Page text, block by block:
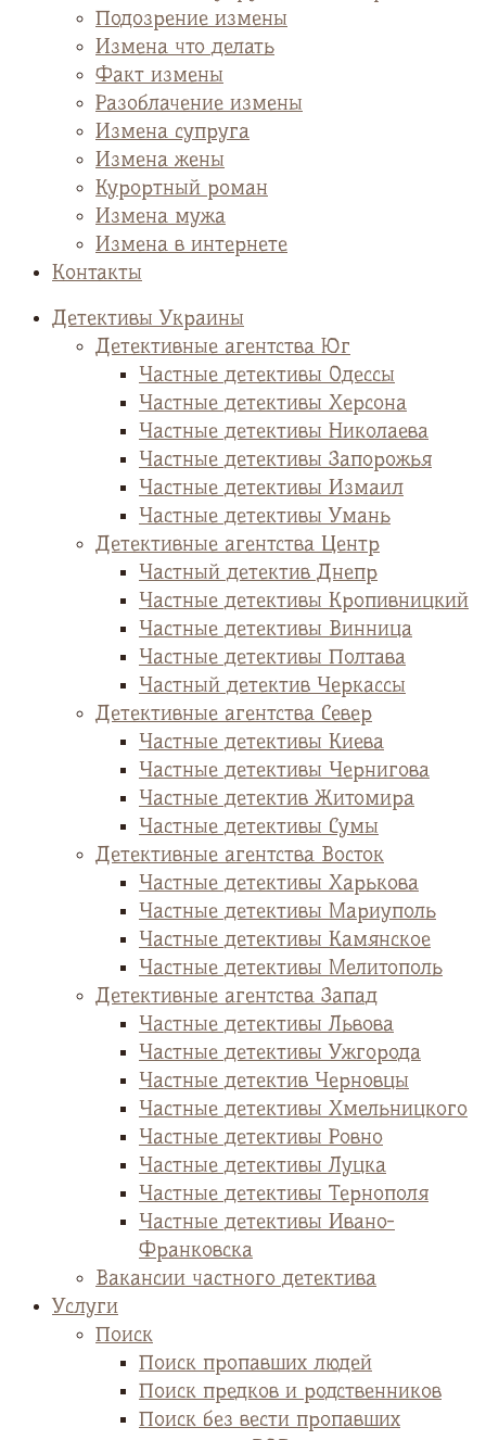
Подозрение измены
Измена что делать
Факт измены
Разоблачение измены
Измена супруга
Измена жены
Курортный роман
Измена мужа
Измена в интернете
Контакты
Детективы Украины
Детективные агентства Юг
Частные детективы Одессы
Частные детективы Херсона
Частные детективы Николаева
Частные детективы Запорожья
Частные детективы Измаил
Частные детективы Умань
Детективные агентства Центр
Частный детектив Днепр
Частные детективы Кропивницкий
Частные детективы Винница
Частные детективы Полтава
Частный детектив Черкассы
Детективные агентства Север
Частные детективы Киева
Частные детективы Чернигова
Частные детектив Житомира
Частные детективы Сумы
Детективные агентства Восток
Частные детективы Харькова
Частные детективы Мариуполь
Частные детективы Камянское
Частные детективы Мелитополь
Детективные агентства Запад
Частные детективы Львова
Частные детективы Ужгорода
Частные детектив Черновцы
Частные детективы Хмельницкого
Частные детективы Ровно
Частные детективы Луцка
Частные детективы Тернополя
Частные детективы Ивано-
Франковска
Вакансии частного детектива
Услуги
Поиск
Поиск пропавших людей
Поиск предков и родственников
Поиск без вести пропавших